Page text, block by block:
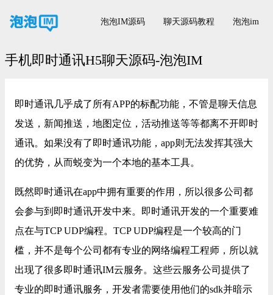
泡泡IM源码 聊天源码教程 泡泡im
手机即时通讯H5聊天源码-泡泡IM
即时通讯几乎成了所有APP的标配功能，不管是聊天信息
发送，新闻推送，地图定位，活动推送等等都离不开即时
通讯。如果没有了即时通讯功能，app则无法发挥其强大
的优势，从而蜕变为一个本地的基本工具。
既然即时通讯在app中拥有重要的作用，所以很多公司都
会参与到即时通讯开发中来。即时通讯开发的一个重要难
点在与TCP UDP编程。TCP UDP编程是一个较高的门
槛，并不是每个公司都有专业的网络编程工程师，所以就
出现了很多即时通讯IM云服务。这些云服务公司提供了
专业的即时通讯服务，开发者需要使用他们的sdk并暗示